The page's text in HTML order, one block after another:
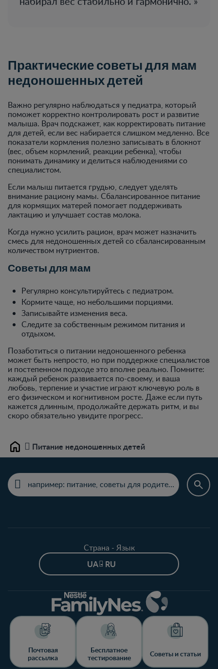
Практические советы для мам
недоношенных детей
Важно регулярно наблюдаться у педиатра, который
поможет корректно контролировать рост и развитие
малыша. Врач подскажет, как корректировать питание
для детей, если вес набирается слишком медленно. Все
показатели кормления полезно записывать в блокнот
(вес, объем кормлений, реакции ребенка), чтобы
понимать динамику и делиться наблюдениями со
специалистом.
Если малыш питается грудью, следует уделять
внимание рациону мамы. Сбалансированное питание
для кормящих матерей помогает поддерживать
лактацию и улучшает состав молока.
Когда нужно усилить рацион, врач может назначить
смесь для недоношенных детей со сбалансированным
количеством нутриентов.
Советы для мам
Регулярно консультируйтесь с педиатром.
Кормите чаще, но небольшими порциями.
Записывайте изменения веса.
Следите за собственным режимом питания и
отдыхом.
Позаботиться о питании недоношенного ребенка
может быть непросто, но при поддержке специалистов
и постепенном подходе это вполне реально. Помните:
каждый ребенок развивается по-своему, и ваша
любовь, терпение и участие играют ключевую роль в
его физическом и когнитивном росте. Даже если путь
кажется длинным, продолжайте держать ритм, и вы
скоро обязательно увидите прогресс.
Home Питание недоношенных детей
Страна - Язык
UA - RU
Почтовая
рассылка
Бесплатное
тестирование
Советы и статьи